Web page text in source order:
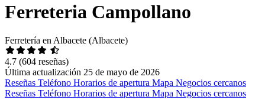
Ferreteria Campollano
Ferretería en Albacete (Albacete)
4.7 (604 reseñas)
Última actualización 25 de mayo de 2026
Reseñas Teléfono Horarios de apertura Mapa Negocios cercanos
Reseñas Teléfono Horarios de apertura Mapa Negocios cercanos